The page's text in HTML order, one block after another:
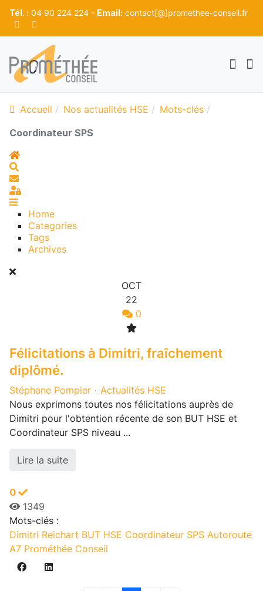
Tél. : 04 90 224 224 - Email: contact[@]promethee-conseil.fr
Accueil Nos actualités HSE
Mots-clés
Coordinateur SPS
Home
S'abonner au blog
Sign In
Home
Categories
Tags
Archives
OCT
22
0
Félicitations à Dimitri, fraîchement
diplômé.
Stéphane Pompier
Actualités HSE
Nous exprimons toutes nos félicitations auprès de
Dimitri pour l'obtention récente de son BUT HSE et
Coordinateur SPS niveau ...
Lire la suite
0
1349
Mots-clés :
Dimitri Reichart BUT HSE Coordinateur SPS Autoroute
A7 Prométhée Conseil